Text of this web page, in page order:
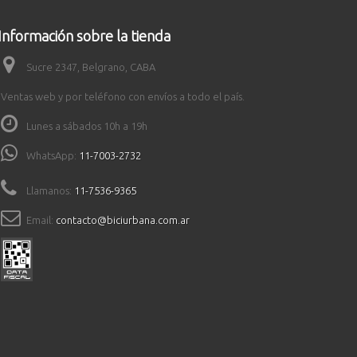
Información sobre la tienda
Sucre 2347, Belgrano, CABA
Ventas web y por teléfono con envíos a todo el país.
Lunes a sábados 10h a 19h
WhatsApp: 11-7003-2732
Llamanos: 11-7536-9365
Email: contacto@biciurbana.com.ar